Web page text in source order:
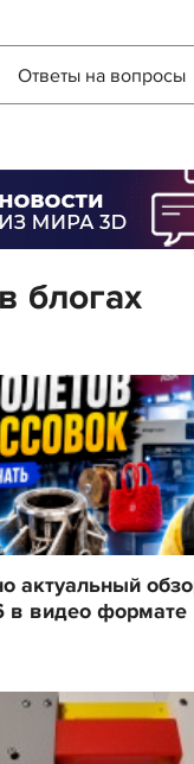
Ответы на вопросы
блогах
актуальный
в видео формате